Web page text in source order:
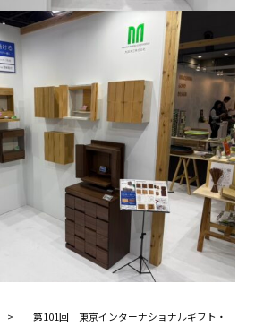
> 「第101回 東京インターナショナルギフト・